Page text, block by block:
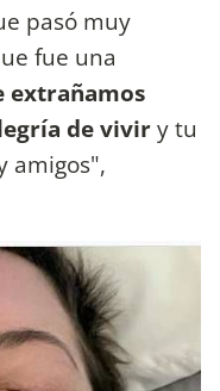
pasó muy
fue una
extrañamos
de viviry tu
amigos",